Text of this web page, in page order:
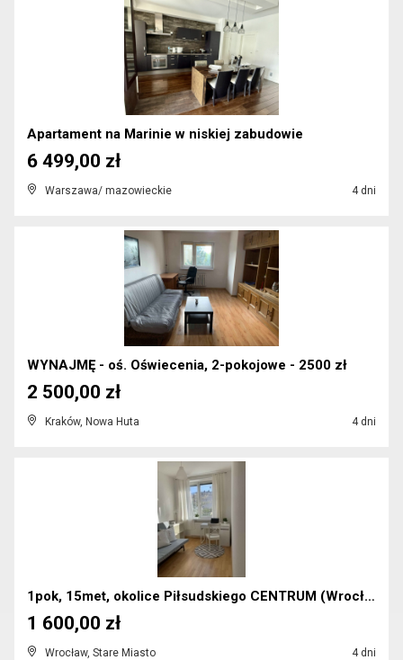
Apartament na Marinie w niskiej zabudowie
Warszawa/ mazowieckie 4 dni
6 499,00 zł
WYNAJMĘ - oś. Oświecenia, 2-pokojowe - 2500 zł
Kraków, Nowa Huta 4 dni
2 500,00 zł
1pok, 15met, okolice Piłsudskiego CENTRUM (Wrocław...
Wrocław, Stare Miasto 4 dni
1 600,00 zł